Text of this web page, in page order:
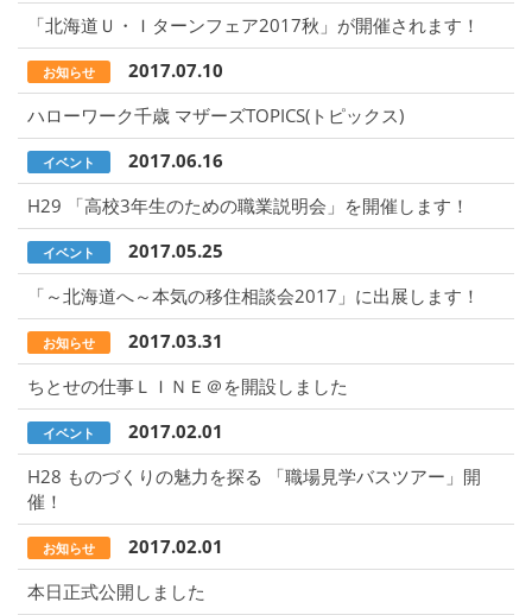
「北海道Ｕ・Ｉターンフェア2017秋」が開催されます！
お知らせ
2017.07.10
ハローワーク千歳 マザーズTOPICS(トピックス)
イベント
2017.06.16
H29 「高校3年生のための職業説明会」を開催します！
イベント
2017.05.25
「～北海道へ～本気の移住相談会2017」に出展します！
お知らせ
2017.03.31
ちとせの仕事ＬＩＮＥ＠を開設しました
イベント
2017.02.01
H28 ものづくりの魅力を探る 「職場見学バスツアー」開
催！
お知らせ
2017.02.01
本日正式公開しました